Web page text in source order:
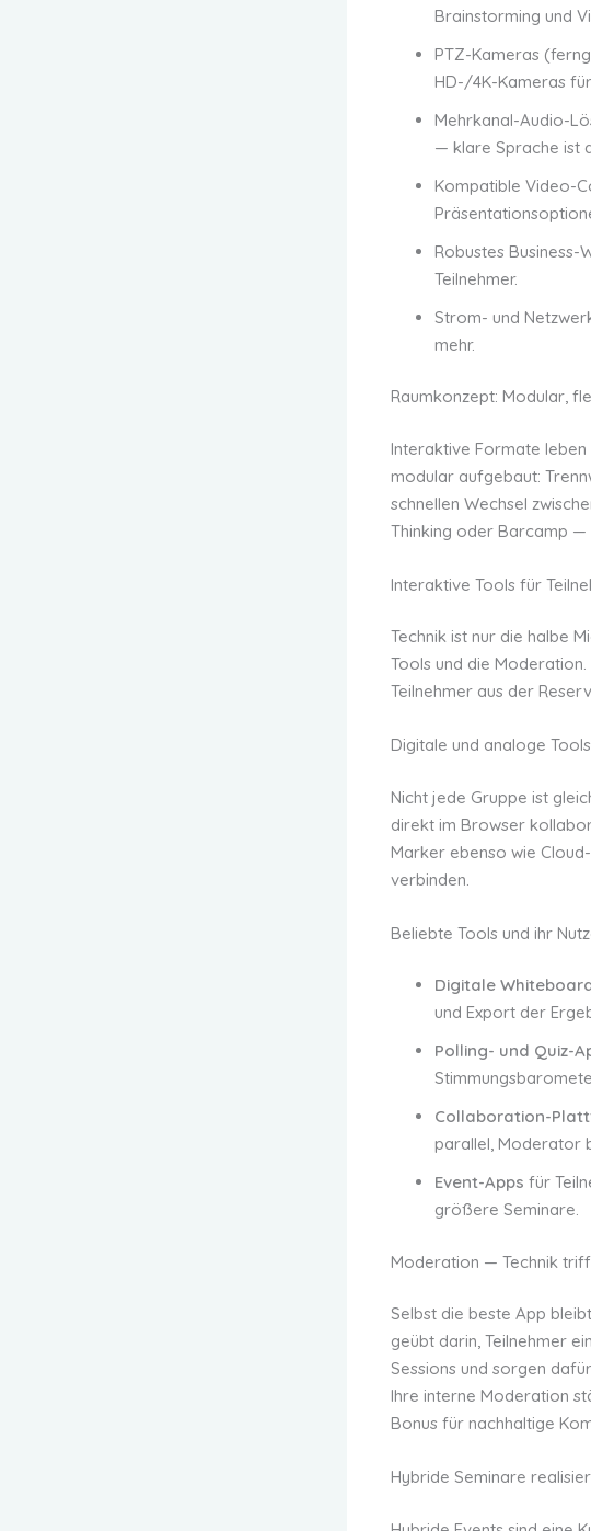
Brainstorming und
PTZ-Kameras
HD-/4K-Kameras
Mehrkanal-Audio-
— klare Sprache ist
Kompatible Video-
Robustes Business-
Teilnehmer.
Strom- und
mehr.
Raumkonzept: Modular,
Interaktive Formate leben
modular aufgebaut:
schnellen Wechsel
Thinking oder Barcamp —
Interaktive Tools für
Technik ist nur die halbe
Tools und die
Teilnehmer aus der
Digitale und analoge
Nicht jede Gruppe ist
direkt im Browser
Marker ebenso wie
verbinden.
Beliebte Tools und ihr
Digitale
und Export der
Polling- und Quiz-
Collaboration-
parallel, Moderator
Event-Apps für
größere Seminare.
Moderation — Technik
Selbst die beste App
geübt darin, Teilnehmer
Sessions und sorgen
Ihre interne Moderation
Bonus für nachhaltige
Hybride Seminare